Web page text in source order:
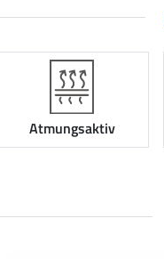
Atmungsaktiv